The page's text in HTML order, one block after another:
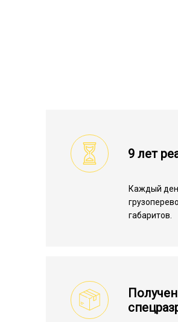
9 лет
Каждый
габаритов.